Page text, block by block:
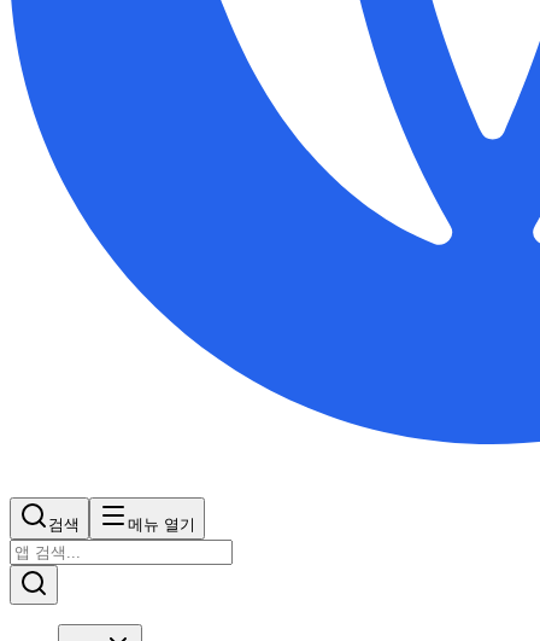
검색 메뉴 열기